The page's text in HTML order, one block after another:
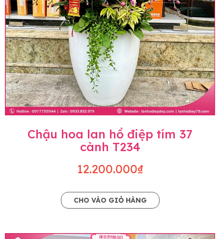
Chậu hoa lan hồ điệp tím 37
cành T234
12.200.000₫
CHO VÀO GIỎ HÀNG